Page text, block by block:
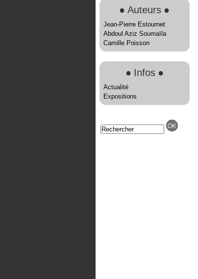
● Auteurs ●
Jean-Pierre Estournet
Abdoul Aziz Soumaïla
Camille Poisson
● Infos ●
Actualité
Expositions